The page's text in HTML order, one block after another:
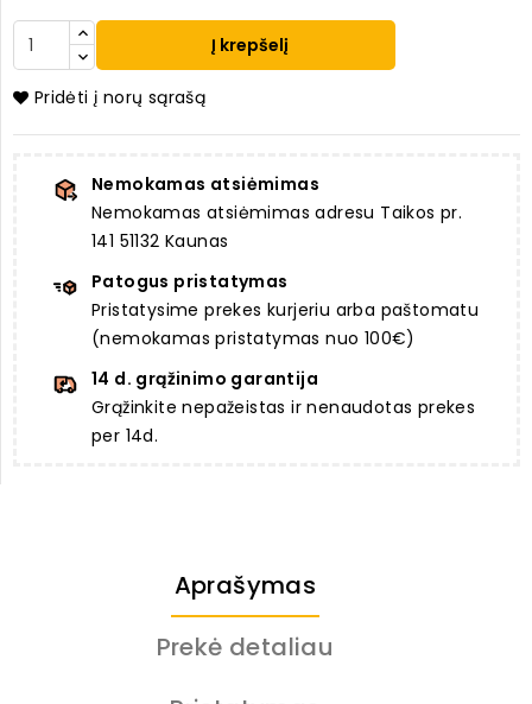
Į krepšelį
Pridėti į norų sąrašą
Nemokamas atsiėmimas
Nemokamas atsiėmimas adresu Taikos pr.
141 51132 Kaunas
Patogus pristatymas
Pristatysime prekes kurjeriu arba paštomatu
(nemokamas pristatymas nuo 100€)
14 d. grąžinimo garantija
Grąžinkite nepažeistas ir nenaudotas prekes
per 14d.
Aprašymas
Prekė detaliau